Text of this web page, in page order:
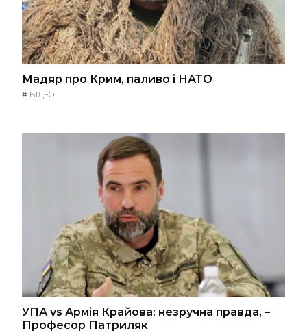
Мадяр про Крим, паливо і НАТО
# ВІДЕО
УПА vs Армія Крайова: незручна правда, –
Професор Патриляк